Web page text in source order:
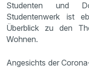
Studenten und
Studentenwerk ist
Überblick zu den
Wohnen.
Angesichts der